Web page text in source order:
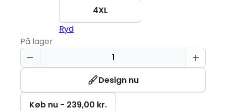
4XL
Ryd
På lager
Økologisk
Poloshirt
Design nu
Køb nu - 239,00 kr.